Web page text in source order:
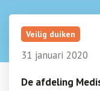
Veilig duiken
31 januari 2020
De afdeling